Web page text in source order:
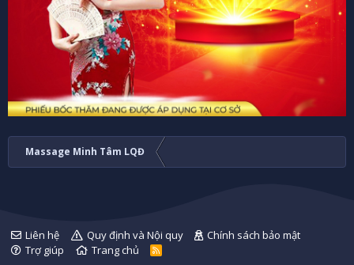
Massage Minh Tâm LQĐ
Liên hệ Quy định và Nội quy
Chính sách bảo mật
Trợ giúp
Trang chủ
R